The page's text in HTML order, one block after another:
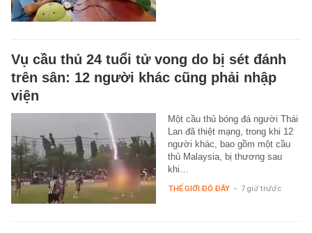
Vụ cầu thủ 24 tuổi tử vong do bị sét đánh
trên sân: 12 người khác cũng phải nhập
viện
Một cầu thủ bóng đá người Thái
Lan đã thiệt mạng, trong khi 12
người khác, bao gồm một cầu
thủ Malaysia, bị thương sau
khi…
THẾ GIỚI ĐÓ ĐÂY - 7 giờ trước